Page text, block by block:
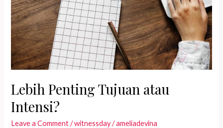
Lebih Penting Tujuan atau
Intensi?
Leave a Comment /witnessday/ameliadevina